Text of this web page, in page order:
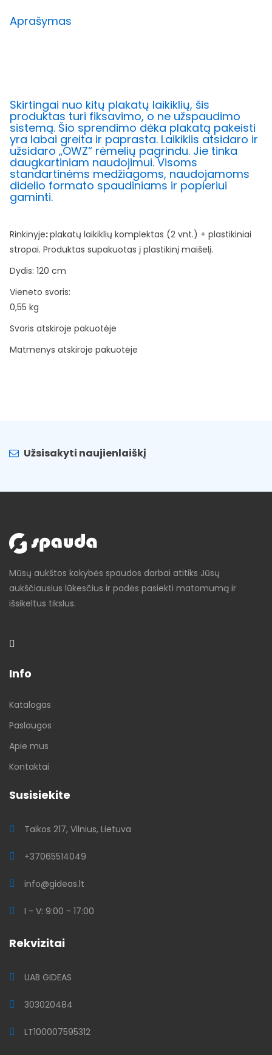
Aprašymas
Skirtingai nuo kitų plakatų laikiklių, šis
produktas turi fiksavimo, o ne užspaudimo
sistemą. Šio sprendimo dėka plakatą pakeisti
yra labai greita ir paprasta. Laikiklis atsidaro ir
užsidaro „OWZ“ rėmelių pagrindu. Jie tinka
daugkartiniam naudojimui. Visoms
standartinėms medžiagoms, naudojamoms
didelio formato spaudiniams ir popieriui
gaminti.
Rinkinyje:plakatų laikiklių komplektas (2 vnt.) + plastikiniai
stropai. Produktas supakuotas į plastikinį maišelį.
Dydis: 120 cm
Vieneto svoris:
0,55 kg
Svoris atskiroje pakuotėje
Matmenys atskiroje pakuotėje
Užsisakyti naujienlaiškį
Mūsų aukštos kokybės spaudos darbai atitiks Jūsų
aukščiausius lūkesčius ir padės pasiekti matomumą ir
išsikeltus tikslus.
Info
Katalogas
Paslaugos
Apie mus
Kontaktai
Susisiekite
Taikos 217, Vilnius, Lietuva
+37065514049
info@gideas.lt
I - V: 9:00 - 17:00
Rekvizitai
UAB GIDEAS
303020484
LT100007595312